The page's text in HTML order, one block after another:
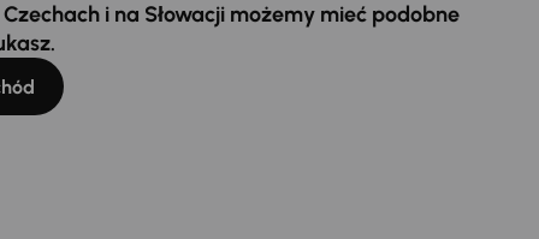
i na Słowacji możemy mieć podobne